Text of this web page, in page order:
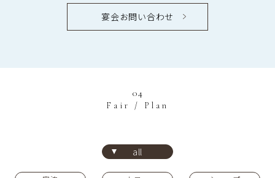
宴会お問い合わせ
04
Fair / Plan
all